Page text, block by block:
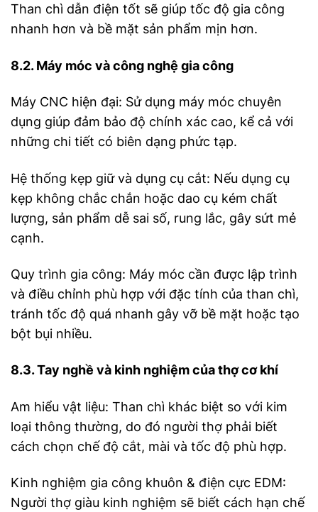
Than chì dẫn điện tốt sẽ giúp tốc độ gia công
nhanh hơn và bề mặt sản phẩm mịn hơn.
8.2. Máy móc và công nghệ gia công
Máy CNC hiện đại: Sử dụng máy móc chuyên
dụng giúp đảm bảo độ chính xác cao, kể cả với
những chi tiết có biên dạng phức tạp.
Hệ thống kẹp giữ và dụng cụ cắt: Nếu dụng cụ
kẹp không chắc chắn hoặc dao cụ kém chất
lượng, sản phẩm dễ sai số, rung lắc, gây sứt mẻ
cạnh.
Quy trình gia công: Máy móc cần được lập trình
và điều chỉnh phù hợp với đặc tính của than chì,
tránh tốc độ quá nhanh gây vỡ bề mặt hoặc tạo
bột bụi nhiều.
8.3. Tay nghề và kinh nghiệm của thợ cơ khí
Am hiểu vật liệu: Than chì khác biệt so với kim
loại thông thường, do đó người thợ phải biết
cách chọn chế độ cắt, mài và tốc độ phù hợp.
Kinh nghiệm gia công khuôn & điện cực EDM:
Người thợ giàu kinh nghiệm sẽ biết cách hạn chế